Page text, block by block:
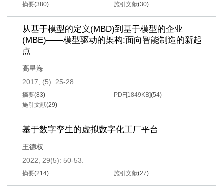
摘要(380) 施引文献(30)
从基于模型的定义(MBD)到基于模型的企业
(MBE)——模型驱动的架构:面向智能制造的新起
点
高星海
2017, (5): 25-28.
摘要(83) PDF[1849KB](54)
施引文献(29)
基于数字孪生的虚拟数字化工厂平台
王德权
2022, 29(5): 50-53.
摘要(214) 施引文献(27)